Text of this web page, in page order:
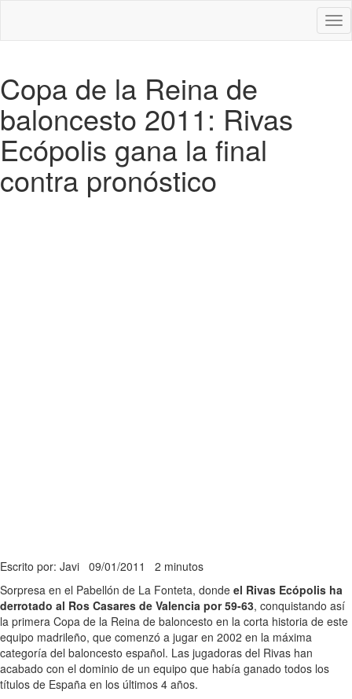
Copa de la Reina de
baloncesto 2011: Rivas
Ecópolis gana la final
contra pronóstico
Escrito por: Javi 09/01/2011 2 minutos
Sorpresa en el Pabellón de La Fonteta, donde el Rivas Ecópolis ha
derrotado al Ros Casares de Valencia por 59-63, conquistando así
la primera Copa de la Reina de baloncesto en la corta historia de este
equipo madrileño, que comenzó a jugar en 2002 en la máxima
categoría del baloncesto español. Las jugadoras del Rivas han
acabado con el dominio de un equipo que había ganado todos los
títulos de España en los últimos 4 años.